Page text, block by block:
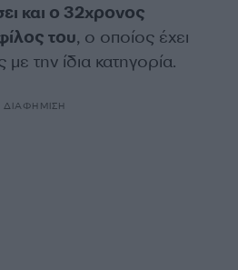
και ο 32χρονος
του, ο οποίος έχει
την ίδια κατηγορία.
ΔΙΑΦΗΜΙΣΗ